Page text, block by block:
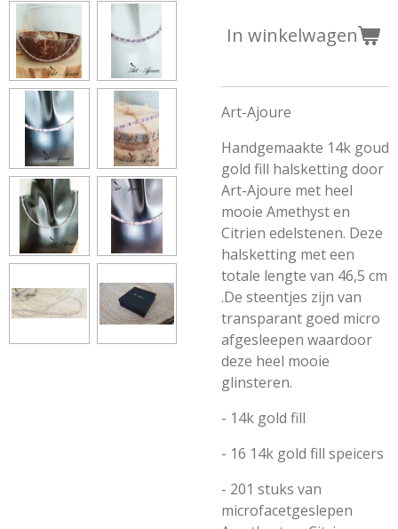
In winkelwagen
Art-Ajoure
Handgemaakte 14k goud
gold fill halsketting door
Art-Ajoure met heel
mooie Amethyst en
Citrien edelstenen. Deze
halsketting met een
totale lengte van 46,5 cm
.De steentjes zijn van
transparant goed micro
afgesleepen waardoor
deze heel mooie
glinsteren.
- 14k gold fill
- 16 14k gold fill speicers
- 201 stuks van
microfacetgeslepen